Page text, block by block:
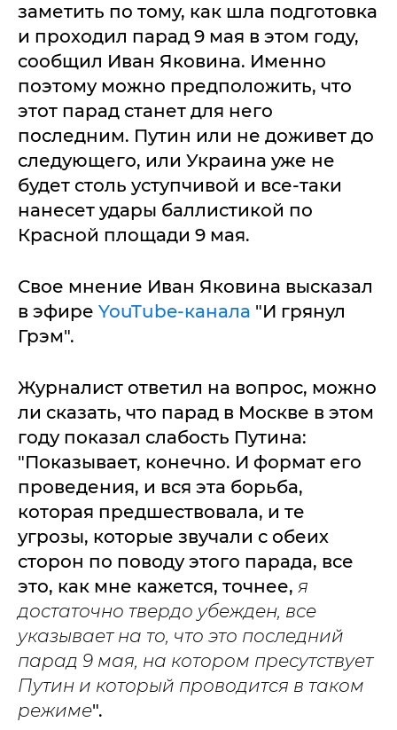
заметить по тому, как шла подготовка
и проходил парад 9 мая в этом году,
сообщил Иван Яковина. Именно
поэтому можно предположить, что
этот парад станет для него
последним. Путин или не доживет до
следующего, или Украина уже не
будет столь уступчивой и все-таки
нанесет удары баллистикой по
Красной площади 9 мая.
Свое мнение Иван Яковина высказал
в эфире YouTube-канала "И грянул
Грэм".
Журналист ответил на вопрос, можно
ли сказать, что парад в Москве в этом
году показал слабость Путина:
"Показывает, конечно. И формат его
проведения, и вся эта борьба,
которая предшествовала, и те
угрозы, которые звучали с обеих
сторон по поводу этого парада, все
это, как мне кажется, точнее, я
достаточно твердо убежден, все
указывает на то, что это последний
парад 9 мая, на котором пресутствует
Путин и который проводится в таком
режиме".